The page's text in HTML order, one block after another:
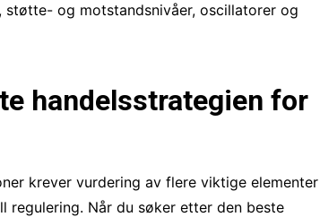
støtte- og motstandsnivåer, oscillatorer og
handelsstrategien for
krever vurdering av flere viktige elementer
regulering. Når du søker etter den beste